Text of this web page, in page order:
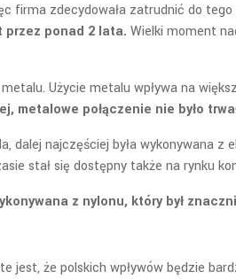
firma zdecydowała zatrudnić do
przez ponad 2 lata. Wielki moment
Użycie metalu wpływa na
metalowe połączenie nie było
dalej najczęściej była wykonywana
stał się dostępny także na rynku
z nylonu, który był
że polskich wpływów będzie